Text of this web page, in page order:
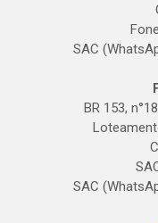
SAC
BR 153,
SAC